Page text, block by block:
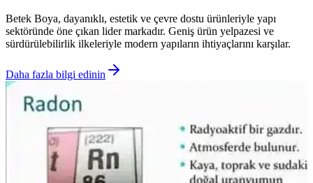
Betek Boya, dayanıklı, estetik ve çevre dostu ürünleriyle yapı
sektöründe öne çıkan lider markadır. Geniş ürün yelpazesi ve
sürdürülebilirlik ilkeleriyle modern yapıların ihtiyaçlarını karşılar.
Daha fazla bilgi edinin